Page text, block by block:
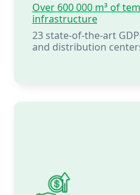
Over 600 000 m³ of
infrastructure
23 state-of-the-art
and distribution